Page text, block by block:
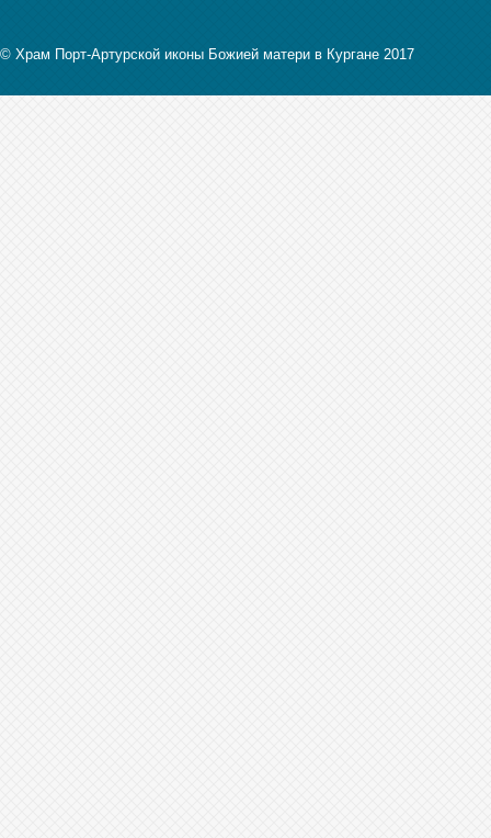
© Храм Порт-Артурской иконы Божией матери в Кургане 2017